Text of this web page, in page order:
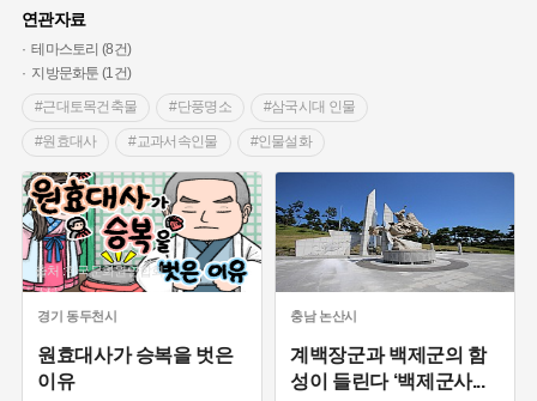
#황해도
#조선역사
#왕건 #전라남도 지명유래
#온라인 생활사박물관 #강동구 #제주도설화
#여성독립운동가 #조선시대 문신 #3.1운동
#김마리아 #여성 독립운동가
#문화유산 #노원구 #마을 #전설 #박물관
#경기도설화 #강서구 #공예품 #원호원두표묘역 #용인
#지명유래 #블루리본 #대한민국임시정부 #염전
#용인의 전설 #동화
#의병활동 #영산포 #수령 #부산 #항일투쟁
#남자현
연관자료
테마스토리 (8건)
지방문화툰 (1건)
#근대토목건축물
#단풍명소 #삼국시대 인물
#원효대사 #교과서속인물 #인물설화
#사랑 이야기 #드라마 주요 소재 #교과서속여행
#예능프로그램 주요소재 #역사탐방코스
#논산 가볼만한곳 #부부 설화 #평창 가볼만한곳
#전통악기 #가야금 명인 #고령 가볼만한곳
#궁예 #왕건
출처 :한국문화원연합회
경기 동두천시
원효대사가 승복을 벗은
이유
충남 논산시
계백장군과 백제군의 함
성이 들린다 ‘백제군사...